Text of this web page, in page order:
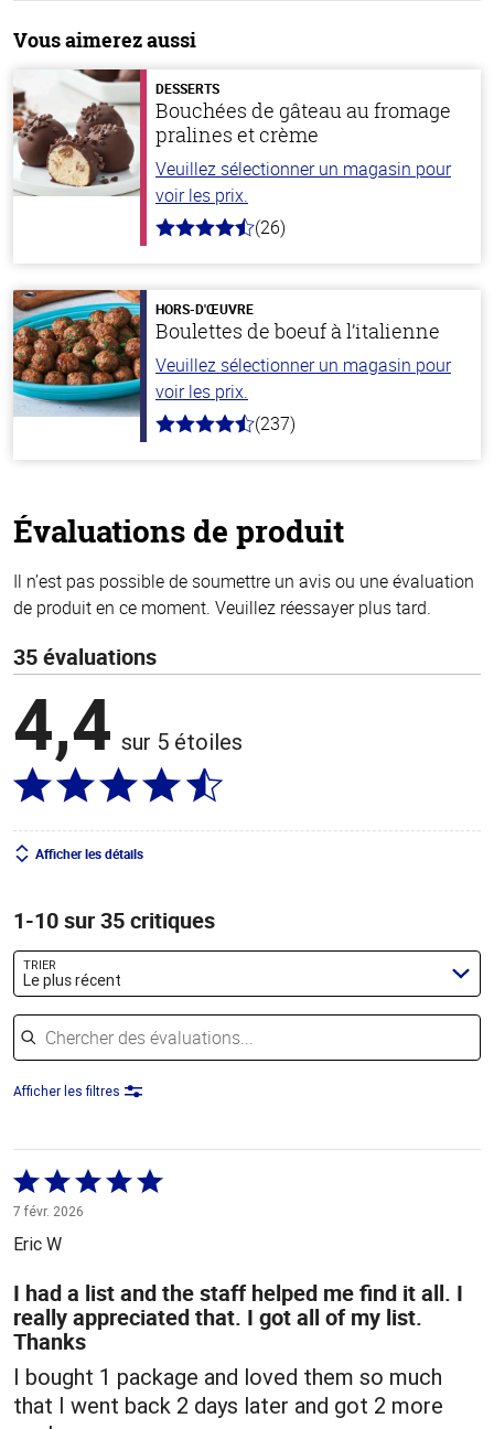
Vous aimerez aussi
DESSERTS
Bouchées de gâteau au fromage
pralines et crème
Veuillez sélectionner un magasin pour
voir les prix.
4.9
stars
(26)
HORS-D'ŒUVRE
Boulettes de boeuf à l’italienne
Veuillez sélectionner un magasin pour
voir les prix.
4.6
(237)
Évaluations de produit
Il n’est pas possible de soumettre un avis ou une évaluation
de produit en ce moment. Veuillez réessayer plus tard.
35 évaluations
4,4 sur 5 étoiles
Afficher les détails
1-10 sur 35 critiques
TRIER
Le plus récent
Chercher des évaluations
Afficher les filtres
Coté
5 sur
5
7 févr. 2026
Eric W
I had a list and the staff helped me find it all. I
really appreciated that. I got all of my list.
Thanks
I bought 1 package and loved them so much
that I went back 2 days later and got 2 more